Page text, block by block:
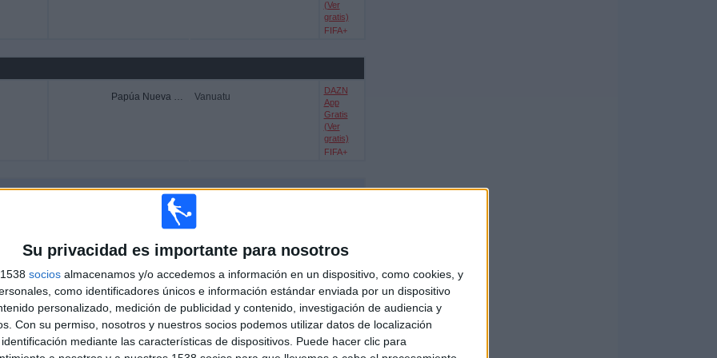
Su privacidad es importante para nosotros
socios almacenamos y/o accedemos a información en un dispositivo, como cookies, y
como identificadores únicos e información estándar enviada por un dispositivo
personalizado, medición de publicidad y contenido, investigación de audiencia y
Con su permiso, nosotros y nuestros socios podemos utilizar datos de localización
mediante las características de dispositivos. Puede hacer clic para
(Ver
gratis)
FIFA+
Papúa Nueva Guinea Vanuatu
DAZN
App
Gratis
(Ver
gratis)
FIFA+
EN TELEVISIÓN EN ESPAÑA
los datos estadísticos de cuándo y dónde se televisan los partidos de
dar los siguientes datos:
88,46%
ÚLTIMO PARTIDO EN ABIERTO
Vanuatu - Fiyi
05/03/2026 FIFA Copa Mundial Femenina por
DAZN App Gratis, FIFA+